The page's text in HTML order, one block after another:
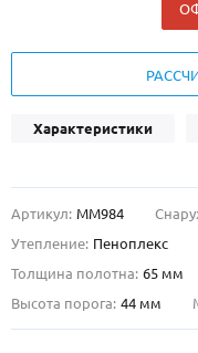
О НАС
Характеристики
Артикул: ММ984
Утепление: Пеноплекс
Толщина полотна: 65 мм
Высота порога: 44 мм